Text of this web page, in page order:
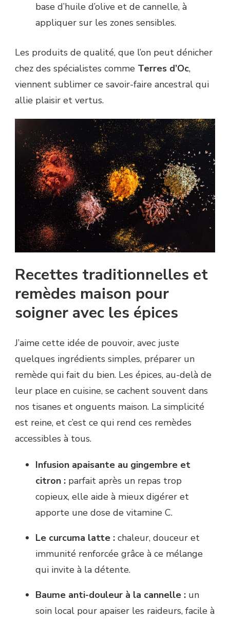
base d’huile d’olive et de cannelle, à
appliquer sur les zones sensibles.
Les produits de qualité, que l’on peut dénicher
chez des spécialistes comme Terres d’Oc,
viennent sublimer ce savoir-faire ancestral qui
allie plaisir et vertus.
Recettes traditionnelles et
remèdes maison pour
soigner avec les épices
J’aime cette idée de pouvoir, avec juste
quelques ingrédients simples, préparer un
remède qui fait du bien. Les épices, au-delà de
leur place en cuisine, se cachent souvent dans
nos tisanes et onguents maison. La simplicité
est reine, et c’est ce qui rend ces remèdes
accessibles à tous.
Infusion apaisante au gingembre et
citron : parfait après un repas trop
copieux, elle aide à mieux digérer et
apporte une dose de vitamine C.
Le curcuma latte : chaleur, douceur et
immunité renforcée grâce à ce mélange
qui invite à la détente.
Baume anti-douleur à la cannelle : un
soin local pour apaiser les raideurs, facile à